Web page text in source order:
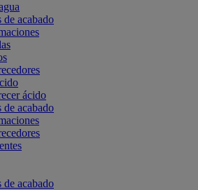
de acabado
ácido
de acabado
de acabado